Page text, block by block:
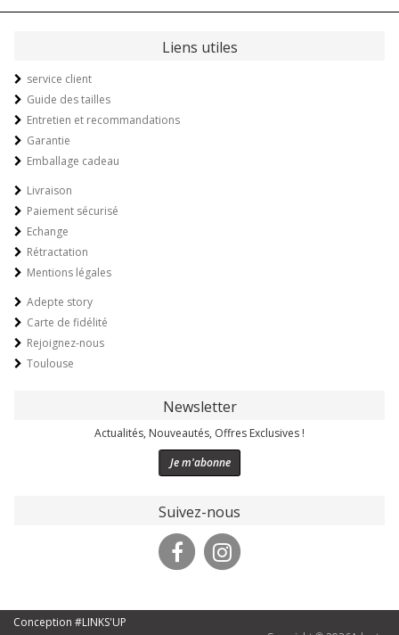
Liens utiles
service client
Guide des tailles
Entretien et recommandations
Garantie
Emballage cadeau
Livraison
Paiement sécurisé
Echange
Rétractation
Mentions légales
Adepte story
Carte de fidélité
Rejoignez-nous
Toulouse
Newsletter
Actualités, Nouveautés, Offres Exclusives !
Je m'abonne
Suivez-nous
Conception #LINKS'UP